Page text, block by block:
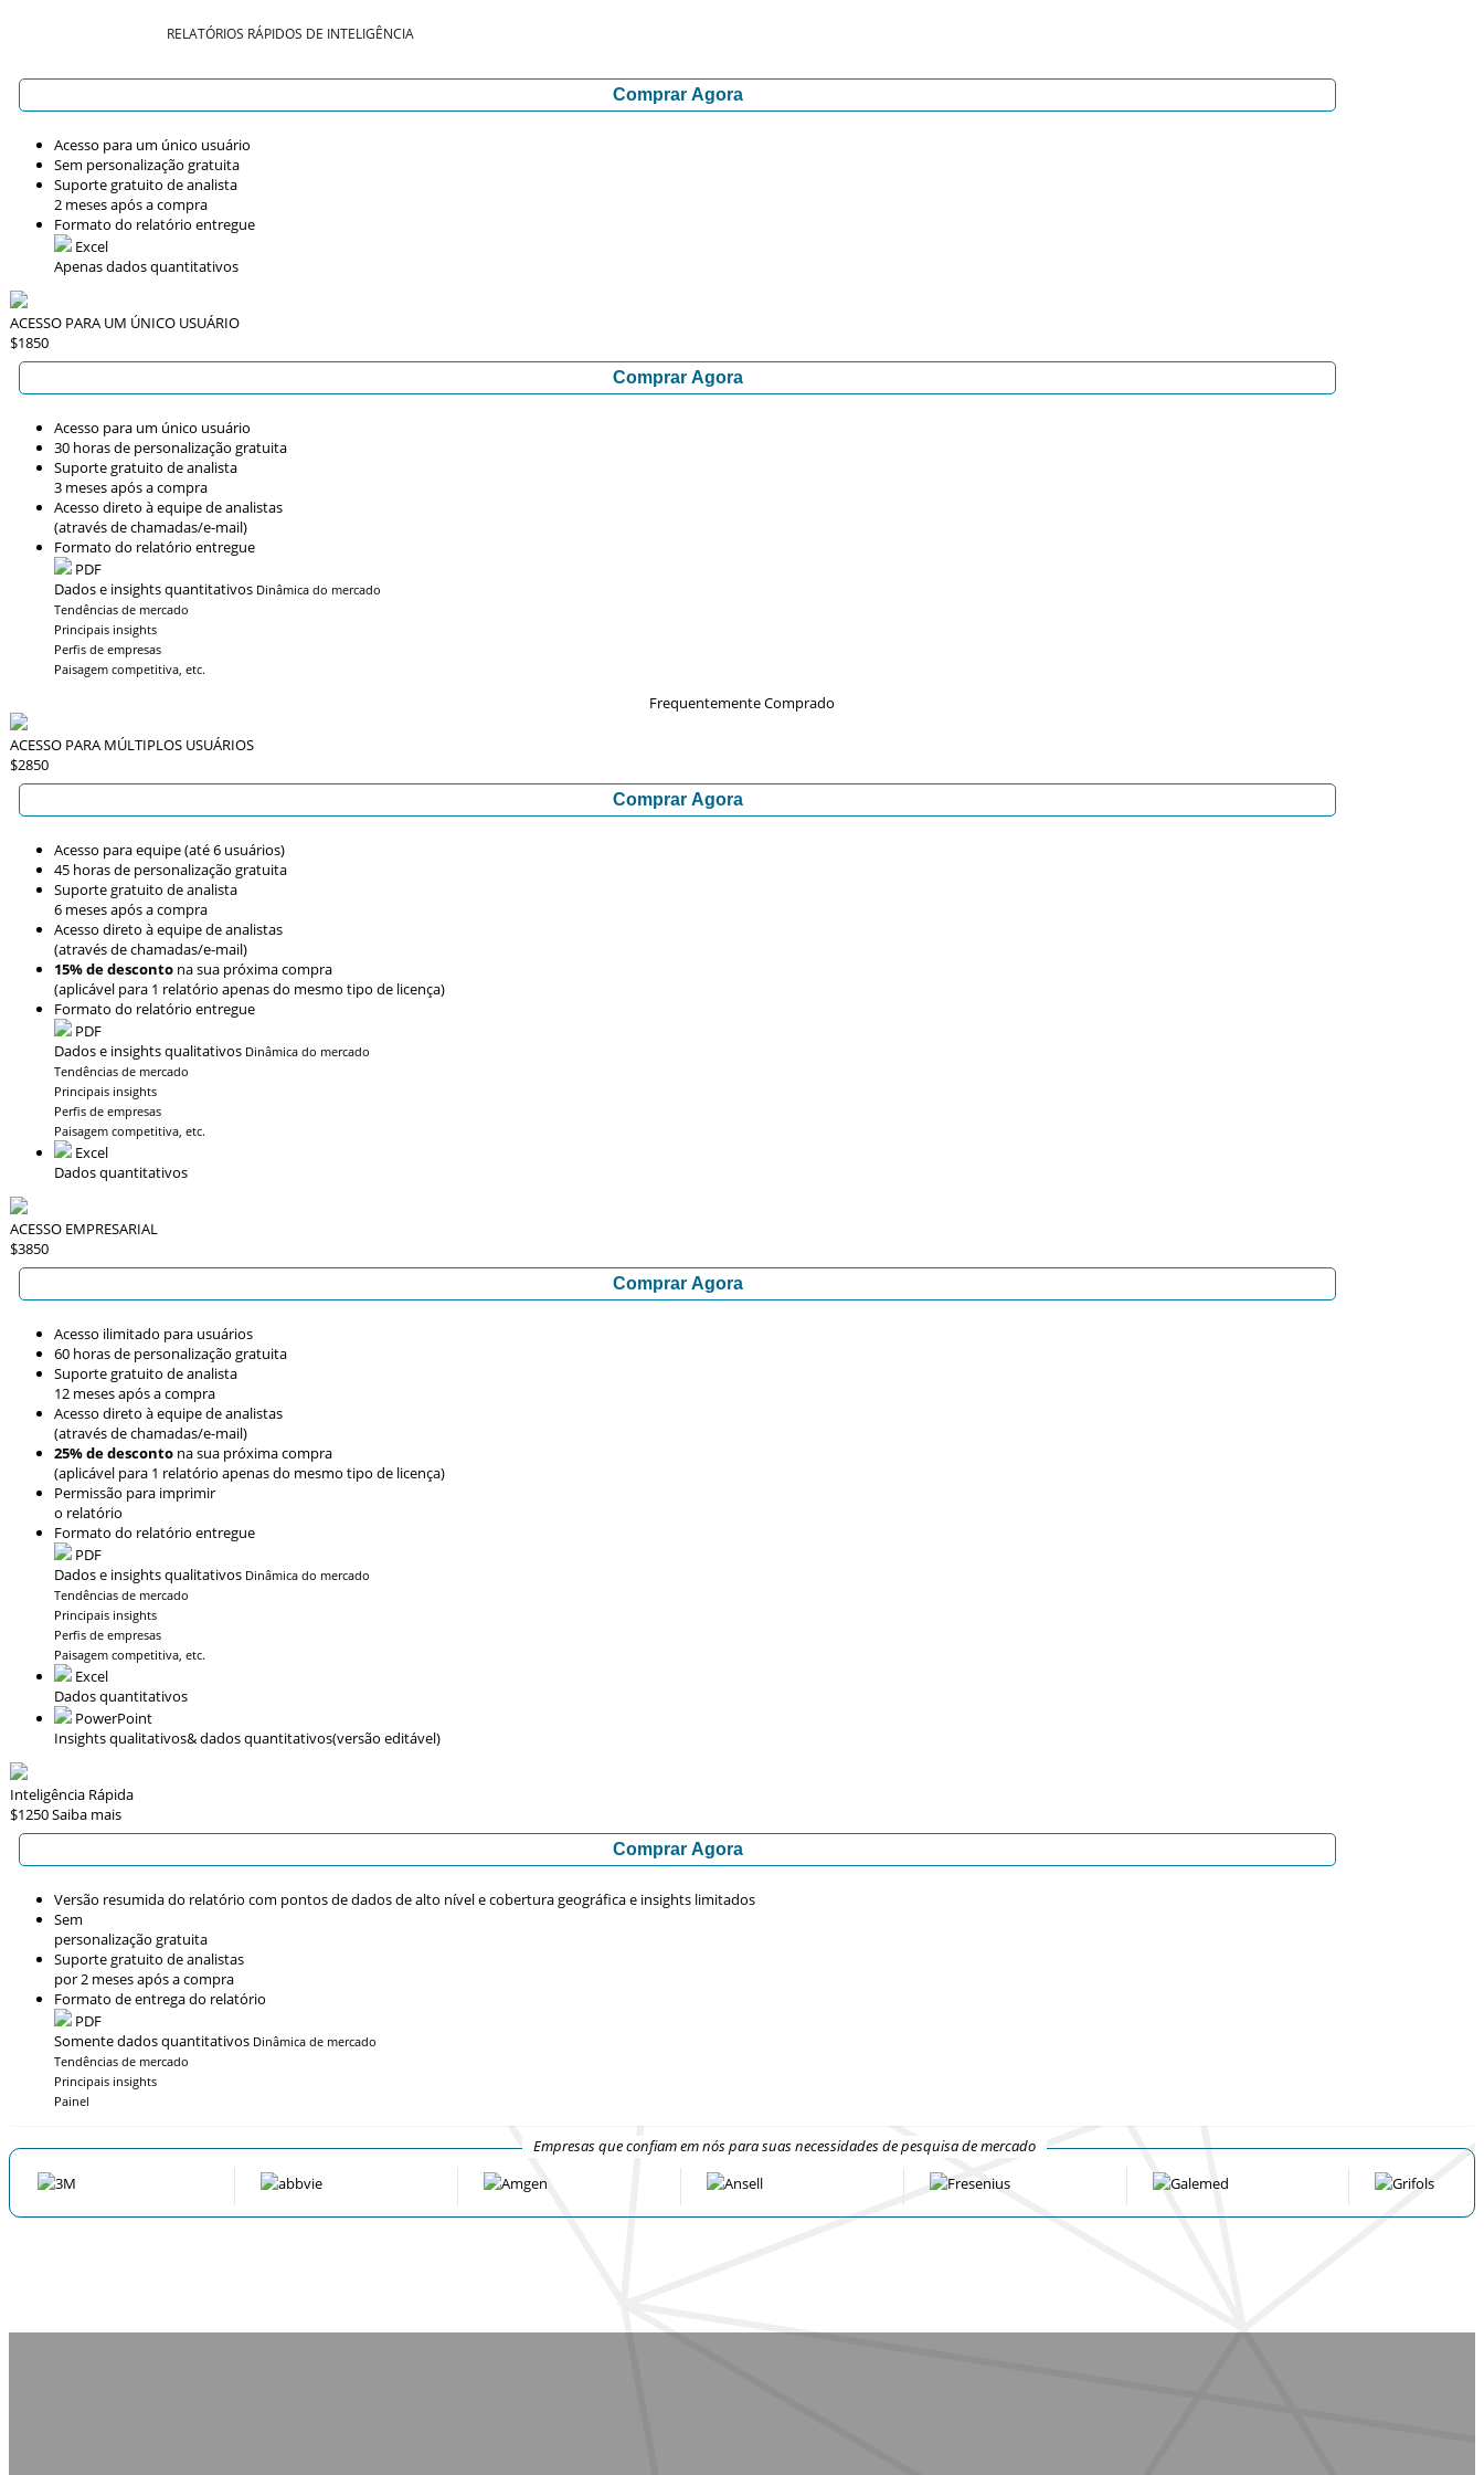
RELATÓRIOS RÁPIDOS DE INTELIGÊNCIA
Comprar Agora
Acesso para um único usuário
Sem personalização gratuita
Suporte gratuito de analista
2 meses após a compra
Formato do relatório entregue
Excel
Apenas dados quantitativos
ACESSO PARA UM ÚNICO USUÁRIO
$1850
Comprar Agora
Acesso para um único usuário
30 horas de personalização gratuita
Suporte gratuito de analista
3 meses após a compra
Acesso direto à equipe de analistas
(através de chamadas/e-mail)
Formato do relatório entregue
PDF
Dados e insights quantitativos Dinâmica do mercado
Tendências de mercado
Principais insights
Perfis de empresas
Paisagem competitiva, etc.
Frequentemente Comprado
ACESSO PARA MÚLTIPLOS USUÁRIOS
$2850
Comprar Agora
Acesso para equipe (até 6 usuários)
45 horas de personalização gratuita
Suporte gratuito de analista
6 meses após a compra
Acesso direto à equipe de analistas
(através de chamadas/e-mail)
15% de desconto na sua próxima compra
(aplicável para 1 relatório apenas do mesmo tipo de licença)
Formato do relatório entregue
PDF
Dados e insights qualitativos Dinâmica do mercado
Tendências de mercado
Principais insights
Perfis de empresas
Paisagem competitiva, etc.
Excel
Dados quantitativos
ACESSO EMPRESARIAL
$3850
Comprar Agora
Acesso ilimitado para usuários
60 horas de personalização gratuita
Suporte gratuito de analista
12 meses após a compra
Acesso direto à equipe de analistas
(através de chamadas/e-mail)
25% de desconto na sua próxima compra
(aplicável para 1 relatório apenas do mesmo tipo de licença)
Permissão para imprimir
o relatório
Formato do relatório entregue
PDF
Dados e insights qualitativos Dinâmica do mercado
Tendências de mercado
Principais insights
Perfis de empresas
Paisagem competitiva, etc.
Excel
Dados quantitativos
PowerPoint
Insights qualitativos& dados quantitativos(versão editável)
Inteligência Rápida
$1250Saiba mais
Comprar Agora
Versão resumida do relatório com pontos de dados de alto nível e cobertura geográfica e insights limitados
Sem
personalização gratuita
Suporte gratuito de analistas
por 2 meses após a compra
Formato de entrega do relatório
PDF
Somente dados quantitativos Dinâmica de mercado
Tendências de mercado
Principais insights
Painel
Empresas que confiam em nós para suas necessidades de pesquisa de mercado